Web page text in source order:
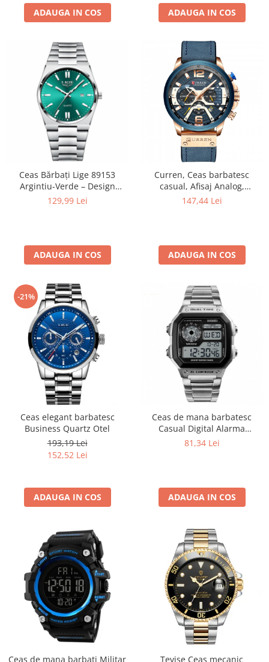
ADAUGA IN COS ADAUGA IN COS
Ceas Bărbați Lige 89153
Argintiu-Verde – Design
Business, Funcții Multiple,
129,99 Lei
ADAUGA IN COS
Curren, Ceas barbatesc
casual, Afisaj Analog,
Mecanism Quartz
147,44 Lei
ADAUGA IN COS
-21%
Ceas elegant barbatesc
Business Quartz Otel
193,19 Lei
152,52 Lei
ADAUGA IN COS
Ceas de mana barbatesc
Casual Digital Alarma
Cronograf Otel inoxidabil
81,34 Lei
ADAUGA IN COS
Ceas de mana barbati Militar
Tevise Ceas mecanic